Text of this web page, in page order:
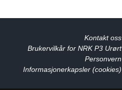
Kontakt oss
Brukervilkår for NRK P3 Urørt
Personvern
Informasjonerkapsler (cookies)